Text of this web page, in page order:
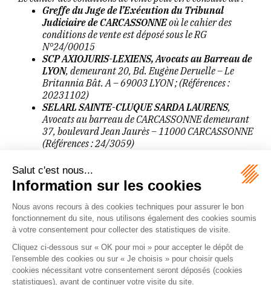
Greffe du Juge de l’Exécution du Tribunal
Judiciaire de CARCASSONNEoù le cahier des
conditions de vente est déposé sous le RG
N°24/00015
SCP AXIOJURIS-LEXIENS, Avocats au Barreau de
LYON, demeurant 20, Bd. Eugène Deruelle – Le
Britannia Bât. A – 69003 LYON ; (Références :
20231102)
SELARL SAINTE-CLUQUE SARDA LAURENS,
Avocats au barreau de CARCASSONNE demeurant
37, boulevard Jean Jaurès – 11000 CARCASSONNE
(Références : 24/3059)
www.encherespubliques.com
Calcul des Frais
Paramètres